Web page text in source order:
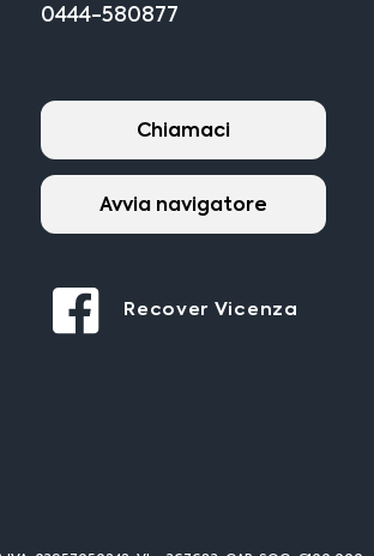
0444-580877
Chiamaci
Avvia navigatore
Recover Vicenza